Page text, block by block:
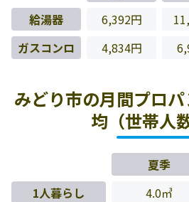
給湯器
6,392円
ガスコンロ
4,834円
みどり市の月間プロ
均（世帯人
夏季
1人暮らし
4.0㎥